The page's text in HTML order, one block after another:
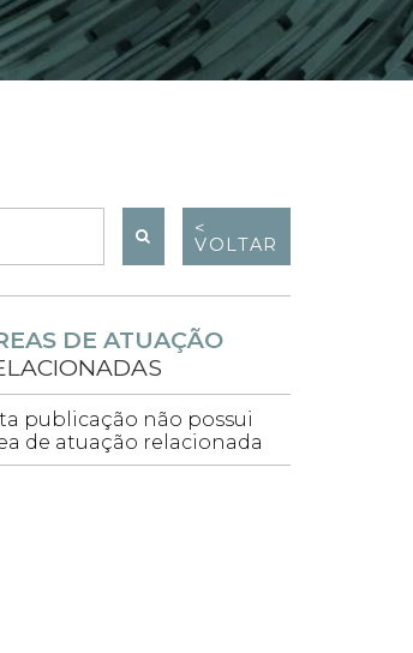
<
VOLTAR
DE ATUAÇÃO
publicação não possui
de atuação relacionada